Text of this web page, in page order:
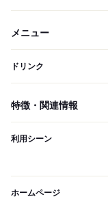
メニュー
ドリンク
特徴・関連情報
利用シーン
ホームページ